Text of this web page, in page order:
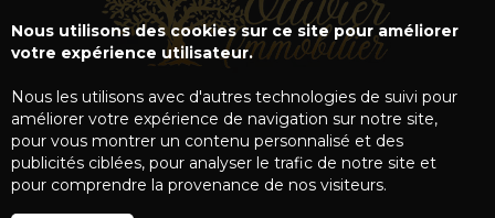
Nous utilisons des cookies sur ce site pour améliorer
votre expérience utilisateur.
Nous les utilisons avec d'autres technologies de suivi pour
améliorer votre expérience de navigation sur notre site,
pour vous montrer un contenu personnalisé et des
publicités ciblées, pour analyser le trafic de notre site et
pour comprendre la provenance de nos visiteurs.